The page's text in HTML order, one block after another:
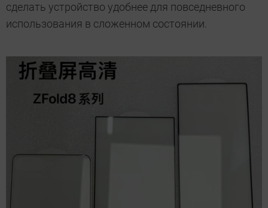
сделать устройство удобнее для повседневного
использования в сложенном состоянии.